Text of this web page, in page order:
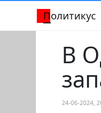
Политикус
В
24-06-2024,